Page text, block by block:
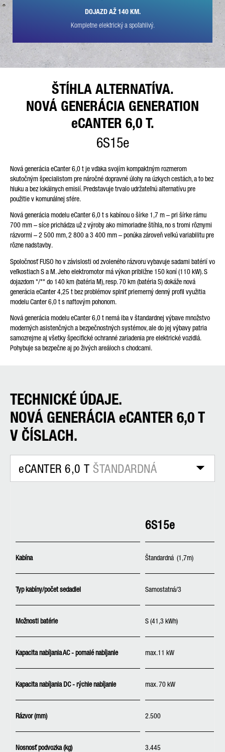
Vaše údaje spracujeme, uložíme a použijeme starostlivo podľa
zákonných ustanovení o ochrane údajov podľa vášho súhlasu
Truck AG a takisto detailné oznámenia o vašich právach
oznámeniach o ochrane údajov
Friendly Captcha
DOJAZD AŽ 140 KM.
Kompletne elektrický a spoľahlivý.
ŠTÍHLA ALTERNATÍVA.
NOVÁ GENERÁCIA GENERATION
eCANTER 6,0 T.
6S15e
Nová generácia eCanter 6,0 t je vďaka svojím kompaktným rozmerom
skutočnýmšpecialistom pre náročné dopravné úlohy na úzkych cestách, a to bez
hluku a bez lokálnych emisií. Predstavuje trvalo udržateľnú alternatívu pre
použitie v komunálnej sfére.
Nová generácia modelu eCanter 6,0 t s kabínou o šírke 1,7 m – pri šírke rámu
700 mm – síce prichádza už z výroby ako mimoriadne štíhla, no s tromi rôznymi
rázvormi – 2 500 mm, 2 800 a 3 400 mm – ponúka zároveň veľkú variabilitu pre
rôzne nadstavby.
Spoločnosť FUSO ho v závislosti od zvoleného rázvoru vybavuje sadami batérií vo
veľkostiach S a M. Jeho elektromotor má výkon približne 150 koní (110 kW). S
dojazdom*/**do 140 km (batéria M), resp. 70 km (batéria S) dokáže nová
generácia eCanter 4,25 t bez problémov splniť priemerný denný profil využitia
modelu Canter 6,0 t s naftovým pohonom.
Nová generácia modelu eCanter 6,0 t nemá iba v štandardnej výbave množstvo
moderných asistenčných a bezpečnostných systémov, ale do jej výbavy patria
samozrejme aj všetky špecifické ochranné zariadenia pre elektrické vozidlá.
Pohybuje sa bezpečne aj po živých areáloch s chodcami.
TECHNICKÉ ÚDAJE.
NOVÁ GENERÁCIA eCANTER 6,0 T
V ČÍSLACH.
eCANTER 6,0 T ŠTANDARDNÁ
6S15e
Kabína Štandardná (1,7m)
Typ kabíny/počet sedadiel Samostatná/3
Možnosti batérie S (41,3 kWh)
Kapacita nabíjania AC - pomalé nabíjanie max.11 kW
Kapacita nabíjania DC - rýchle nabíjanie max. 70 kW
Rázvor (mm) 2.500
Nosnosť podvozka (kg) 3.445